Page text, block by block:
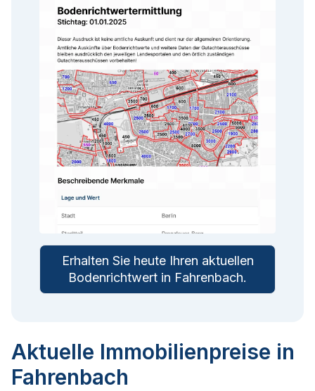
Erhalten Sie heute Ihren aktuellen
Bodenrichtwert in Fahrenbach.
Aktuelle Immobilienpreise in
Fahrenbach